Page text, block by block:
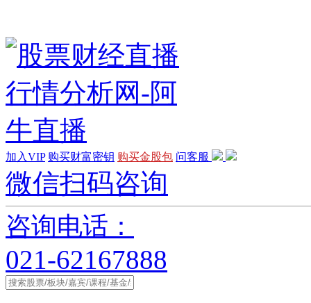
加入VIP 购买财富密钥 购买金股包 问客服
微信扫码咨询
咨询电话：
021-62167888